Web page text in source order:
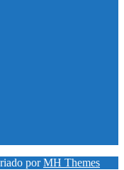
porMH Themes